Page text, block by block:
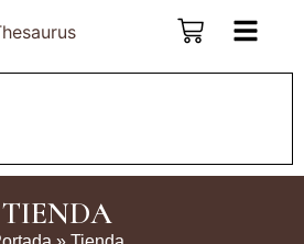
TIENDA